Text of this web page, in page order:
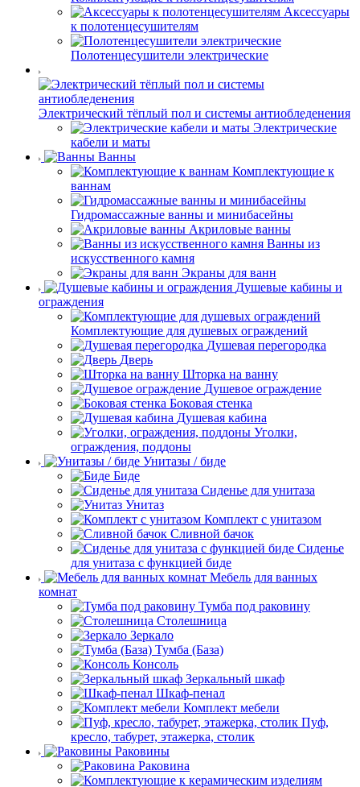
Аксессуары
к полотенцесушителям
Полотенцесушители электрические
Электрический тёплый пол и системы антиобледенения
Электрические
кабели и маты
Ванны
Комплектующие к
ваннам
Гидромассажные ванны и минибасейны
Акриловые ванны
Ванны из
искусственного камня
Экраны для ванн
Душевые кабины и
ограждения
Комплектующие для душевых ограждений
Душевая перегородка
Дверь
Шторка на ванну
Душевое ограждение
Боковая стенка
Душевая кабина
Уголки,
ограждения, поддоны
Унитазы / биде
Биде
Сиденье для унитаза
Унитаз
Комплект с унитазом
Сливной бачок
Сиденье
для унитаза с функцией биде
Мебель для ванных
комнат
Тумба под раковину
Столешница
Зеркало
Тумба (База)
Консоль
Зеркальный шкаф
Шкаф-пенал
Комплект мебели
Пуф,
кресло, табурет, этажерка, столик
Раковины
Раковина